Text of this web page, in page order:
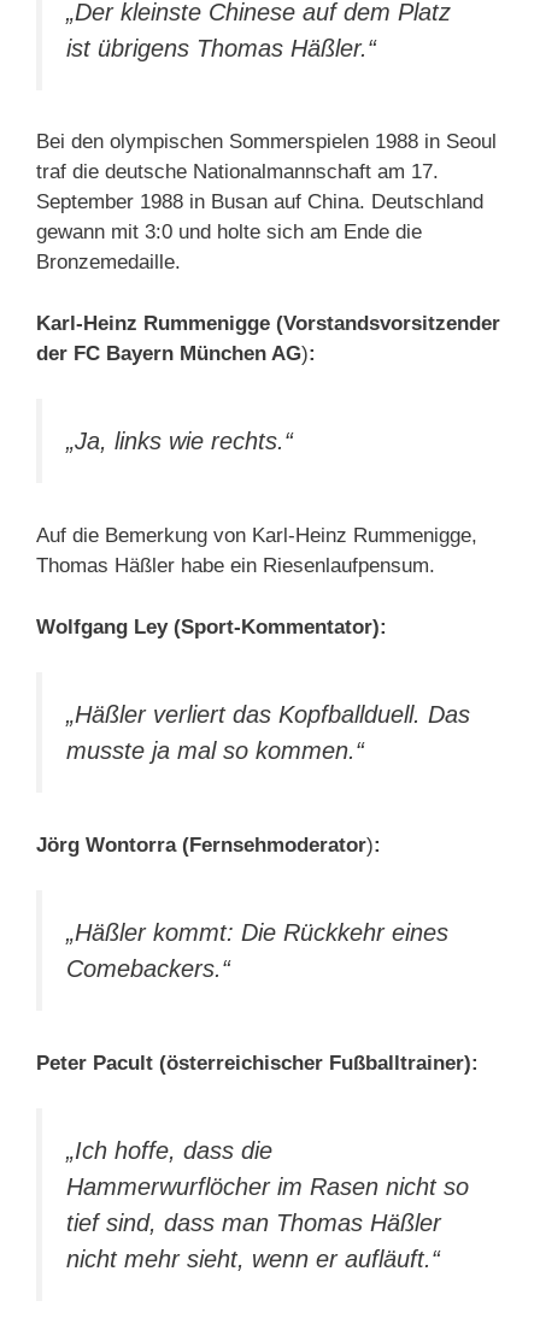
„Der kleinste Chinese auf dem Platz
ist übrigens Thomas Häßler.“
Bei den olympischen Sommerspielen 1988 in Seoul
traf die deutsche Nationalmannschaft am 17.
September 1988 in Busan auf China. Deutschland
gewann mit 3:0 und holte sich am Ende die
Bronzemedaille.
Karl-Heinz Rummenigge (Vorstandsvorsitzender
der FC Bayern München AG):
„Ja, links wie rechts.“
Auf die Bemerkung von Karl-Heinz Rummenigge,
Thomas Häßler habe ein Riesenlaufpensum.
Wolfgang Ley (Sport-Kommentator):
„Häßler verliert das Kopfballduell. Das
musste ja mal so kommen.“
Jörg Wontorra (Fernsehmoderator):
„Häßler kommt: Die Rückkehr eines
Comebackers.“
Peter Pacult (österreichischer Fußballtrainer):
„Ich hoffe, dass die
Hammerwurflöcher im Rasen nicht so
tief sind, dass man Thomas Häßler
nicht mehr sieht, wenn er aufläuft.“